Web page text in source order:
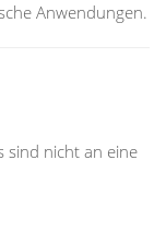
Anwendungen.
sind nicht an eine